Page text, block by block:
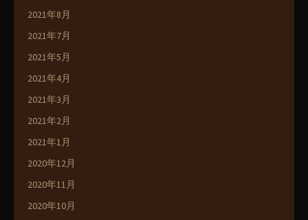
2021年8月
2021年7月
2021年5月
2021年4月
2021年3月
2021年2月
2021年1月
2020年12月
2020年11月
2020年10月